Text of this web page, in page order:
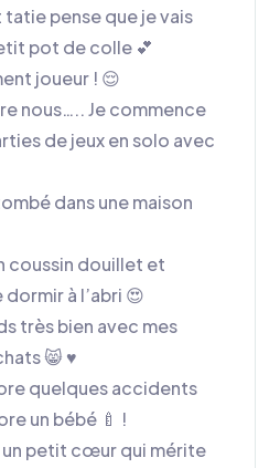
tatie pense que je vais
pot de colle 💕
joueur ! 😌
nous….. Je commence
de jeux en solo avec
dans une maison
coussin douillet et
à l’abri 😍
très bien avec mes
😸 ♥️
quelques accidents
un bébé 🍼 !
un petit cœur qui mérite